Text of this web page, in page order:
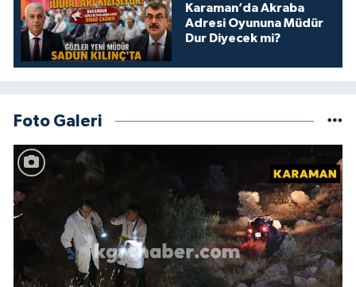
Karaman’da Akraba
Adresi Oyununa Müdür
Dur Diyecek mi?
Foto Galeri